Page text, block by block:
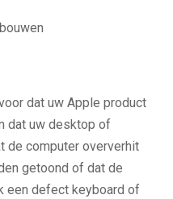
dat uw Apple product
dat uw desktop of
de computer oververhit
getoond of dat de
een defect keyboard of